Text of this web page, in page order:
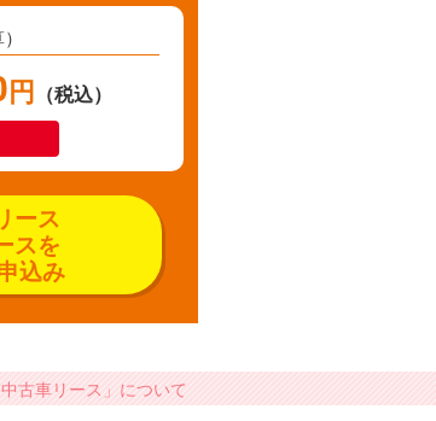
円 （税込）
ース
スを
込み
古車リース」について